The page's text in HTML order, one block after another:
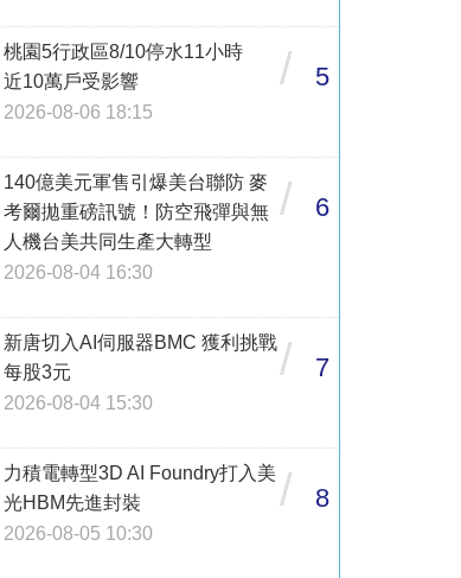
桃園5行政區8/10停水11小時
近10萬戶受影響
2026-08-06 18:15
/ 5
140億美元軍售引爆美台聯防 麥
考爾拋重磅訊號！防空飛彈與無
人機台美共同生產大轉型
2026-08-04 16:30
/ 6
新唐切入AI伺服器BMC 獲利挑戰
每股3元
2026-08-04 15:30
/ 7
力積電轉型3D AI Foundry打入美
光HBM先進封裝
2026-08-05 10:30
/ 8